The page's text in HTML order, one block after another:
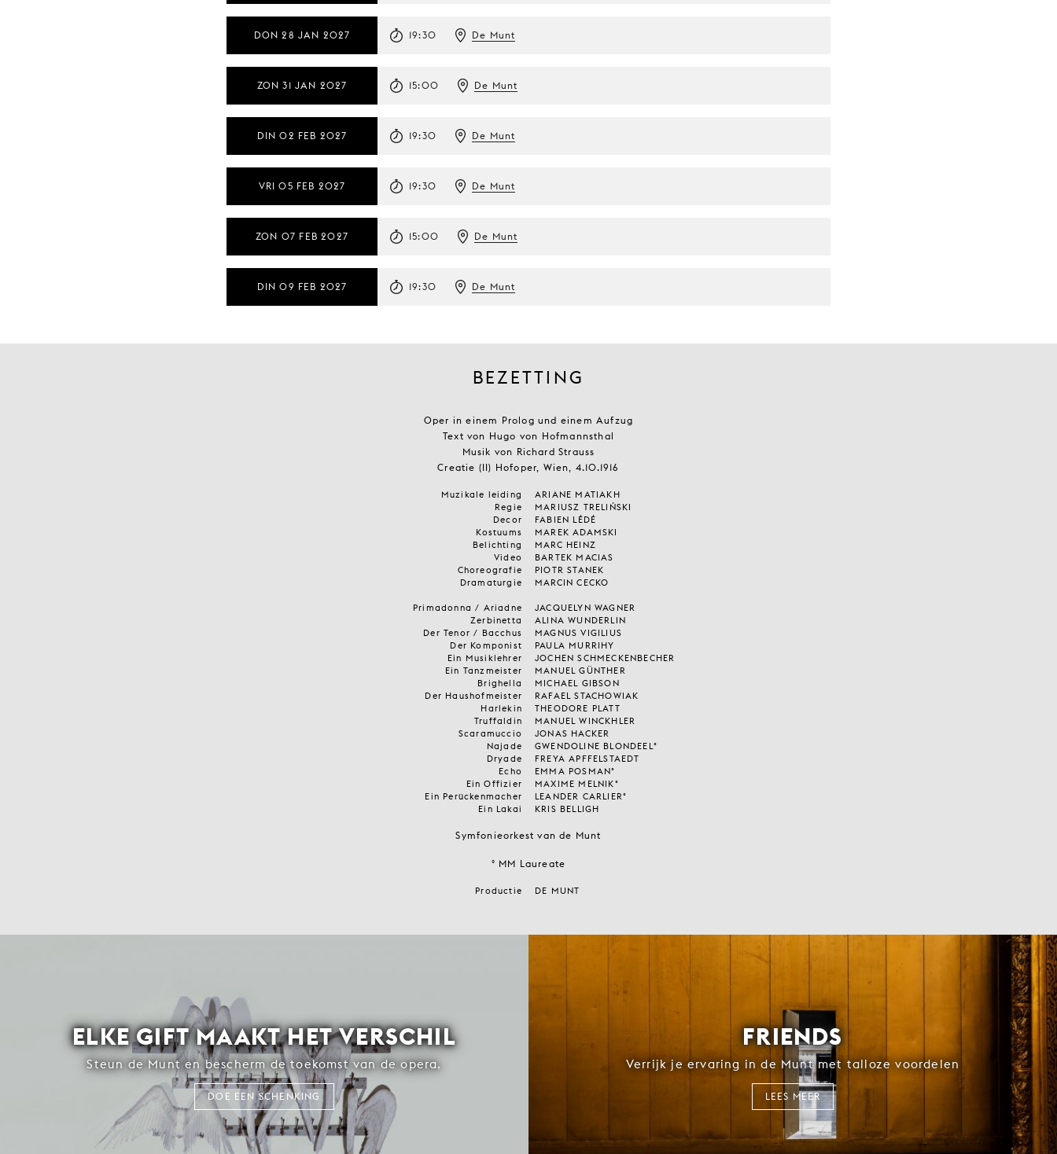
DON 28 JAN 2027 19:30 De Munt
ZON 31 JAN 2027 15:00 De Munt
DIN 02 FEB 2027 19:30 De Munt
VRI 05 FEB 2027 19:30 De Munt
ZON 07 FEB 2027 15:00 De Munt
DIN 09 FEB 2027 19:30 De Munt
BEZETTING
Oper in einem Prolog und einem Aufzug
Text von Hugo von Hofmannsthal
Musik von Richard Strauss
Creatie (II) Hofoper, Wien, 4.10.1916
Muzikale leiding
ARIANE MATIAKH
Regie
MARIUSZ TRELIŃSKI
Decor
FABIEN LÉDÉ
Kostuums
MAREK ADAMSKI
Belichting
MARC HEINZ
Video
BARTEK MACIAS
Choreografie
PIOTR STANEK
Dramaturgie
MARCIN CECKO
Primadonna / Ariadne
JACQUELYN WAGNER
Zerbinetta
ALINA WUNDERLIN
Der Tenor / Bacchus
MAGNUS VIGILIUS
Der Komponist
PAULA MURRIHY
Ein Musiklehrer
JOCHEN SCHMECKENBECHER
Ein Tanzmeister
MANUEL GÜNTHER
Brighella
MICHAEL GIBSON
Der Haushofmeister
RAFAEL STACHOWIAK
Harlekin
THEODORE PLATT
Truffaldin
MANUEL WINCKHLER
Scaramuccio
JONAS HACKER
Najade
GWENDOLINE BLONDEEL°
Dryade
FREYA APFFELSTAEDT
Echo
EMMA POSMAN°
Ein Offizier
MAXIME MELNIK°
Ein Perückenmacher
LEANDER CARLIER°
Ein Lakai
KRIS BELLIGH
Symfonieorkest van de Munt
° MM Laureate
Productie DE MUNT
ELKE GIFT MAAKT HET VERSCHIL
Steun de Munt en bescherm de toekomst van de opera.
DOE EEN SCHENKING
FRIENDS
Verrijk je ervaring in de Munt met talloze voordelen
LEES MEER